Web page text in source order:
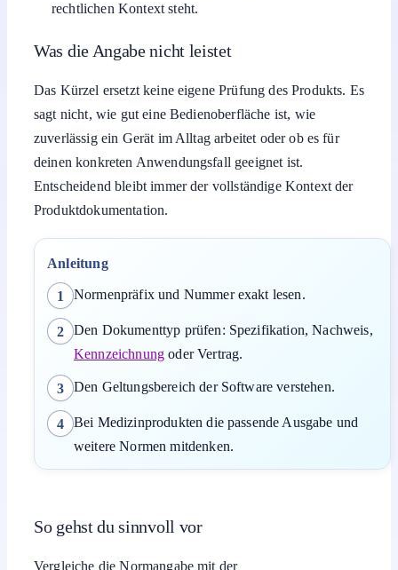
rechtlichen Kontext steht.
Was die Angabe nicht leistet
Das Kürzel ersetzt keine eigene Prüfung des Produkts. Es
sagt nicht, wie gut eine Bedienoberfläche ist, wie
zuverlässig ein Gerät im Alltag arbeitet oder ob es für
deinen konkreten Anwendungsfall geeignet ist.
Entscheidend bleibt immer der vollständige Kontext der
Produktdokumentation.
Anleitung
1 Normenpräfix und Nummer exakt lesen.
2
Den Dokumenttyp prüfen: Spezifikation, Nachweis,
Kennzeichnung oder Vertrag.
3 Den Geltungsbereich der Software verstehen.
4
Bei Medizinprodukten die passende Ausgabe und
weitere Normen mitdenken.
So gehst du sinnvoll vor
Vergleiche die Normangabe mit der